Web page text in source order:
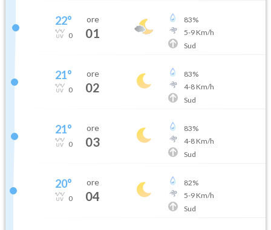
22°
0
ore
01
83%
5-9Km/h
Sud
21°
0
ore
02
83%
4-8Km/h
Sud
21°
0
ore
03
83%
4-8Km/h
Sud
20°
0
ore
04
82%
5-9Km/h
Sud